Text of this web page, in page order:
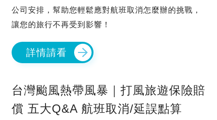
公司安排，幫助您輕鬆應對航班取消怎麼辦的挑戰，
讓您的旅行不再受到影響！
詳情請看
台灣颱風熱帶風暴｜打風旅遊保險賠
償 五大Q&A 航班取消/延誤點算